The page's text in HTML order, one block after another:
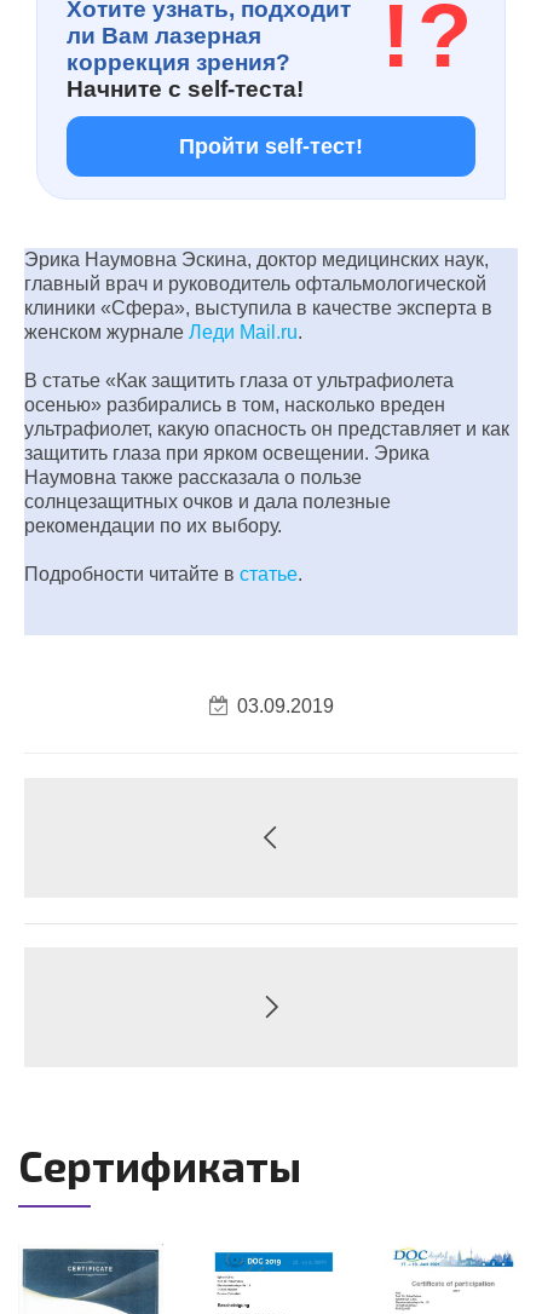
Хотите узнать, подходит
ли Вам лазерная
коррекция зрения?
Начните с self-теста!
!?
Пройти self-тест!
Эрика Наумовна Эскина, доктор медицинских наук,
главный врач и руководитель офтальмологической
клиники «Сфера», выступила в качестве эксперта в
женском журнале Леди Mail.ru.
В статье «Как защитить глаза от ультрафиолета
осенью» разбирались в том, насколько вреден
ультрафиолет, какую опасность он представляет и как
защитить глаза при ярком освещении. Эрика
Наумовна также рассказала о пользе
солнцезащитных очков и дала полезные
рекомендации по их выбору.
Подробности читайте в статье.
03.09.2019
Сертификаты